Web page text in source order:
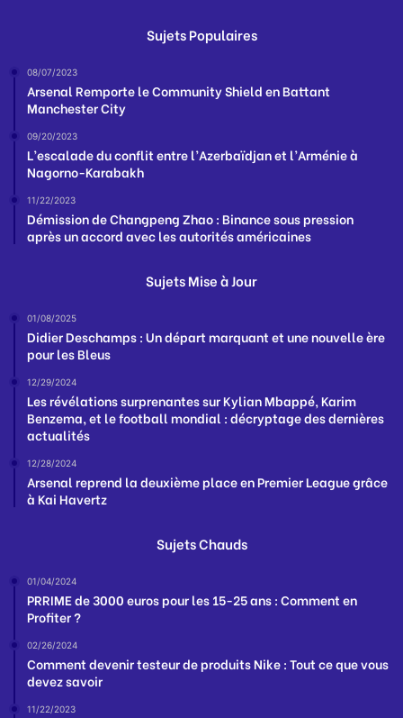
Sujets Populaires
08/07/2023
Arsenal Remporte le Community Shield en Battant
Manchester City
09/20/2023
L’escalade du conflit entre l’Azerbaïdjan et l’Arménie à
Nagorno-Karabakh
11/22/2023
Démission de Changpeng Zhao : Binance sous pression
après un accord avec les autorités américaines
Sujets Mise à Jour
01/08/2025
Didier Deschamps : Un départ marquant et une nouvelle ère
pour les Bleus
12/29/2024
Les révélations surprenantes sur Kylian Mbappé, Karim
Benzema, et le football mondial : décryptage des dernières
actualités
12/28/2024
Arsenal reprend la deuxième place en Premier League grâce
à Kai Havertz
Sujets Chauds
01/04/2024
PRRIME de 3000 euros pour les 15-25 ans : Comment en
Profiter ?
02/26/2024
Comment devenir testeur de produits Nike : Tout ce que vous
devez savoir
11/22/2023